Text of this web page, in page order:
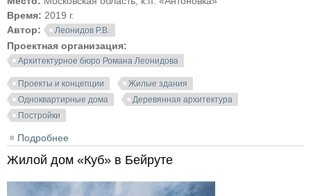
Время: 2019 г.
Автор:
Леонидов Р.В.
Проектная организация:
Архитектурное бюро Романа Леонидова
Проекты и концепции
Жилые здания
Одноквартирные дома
Деревянная архитектура
Постройки
Подробнее
Жилой дом «Куб» в Бейруте